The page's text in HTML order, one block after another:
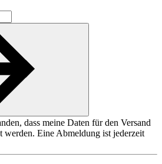
dass meine Daten für den Versand
werden. Eine Abmeldung ist jederzeit